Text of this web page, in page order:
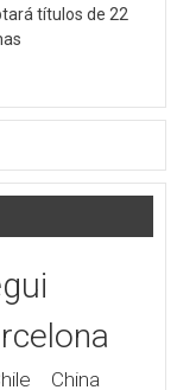
títulos de 22
China